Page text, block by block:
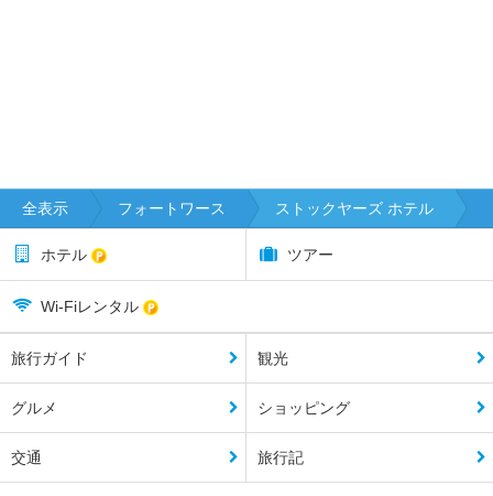
全表示 フォートワース ストックヤーズ ホテル
ホテル ツアー
Wi-Fiレンタル
旅行ガイド 観光
グルメ ショッピング
交通 旅行記